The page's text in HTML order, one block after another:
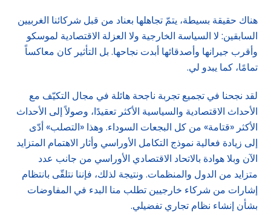
هناك حقيقة بسيطة، يتمّ تجاهلها بعناد من قبل شركائنا الغربيين
السابقين: لا السياسة الخارجية ولا العزلة الاقتصادية لموسكو
وأقرب جيرانها وأصدقائها أبدت نجاحها. بل التأثير كان معاكساً
تمامًا، كما يبدو لي.
لقد نجحنا في تجميع تجربة ناجحة هائلة في مجال التكيّف مع
الأحداث الاقتصادية والسياسية الأكثر تعقيدًا، وصولاً إلى الأحداث
الأكثر «قتامة» من كل البجعات السوداء. وهذا «التصلب» أدّى
إلى زيادة فعالية نموذج التكامل الأوراسي وأثار الاهتمام المتزايد
الآن وبلا هوادة بالاتحاد الاقتصادي الأوراسي من جانب عدد
متزايد من الدول والمنظمات. ونتيجة لذلك، فإننا نتلقّى بانتظام
إشارات من شركاء خارجيين تطلب منا البدء في المفاوضات
بشأن إنشاء نظام تجاري تفضيلي.